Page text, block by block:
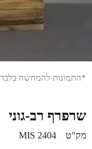
*התמונות להמחשה בלבד
שרפרף רב-גוני
מק"ט MIS 2404